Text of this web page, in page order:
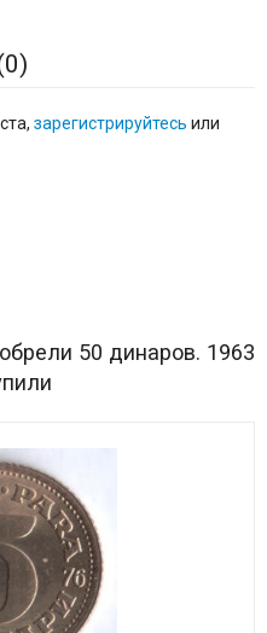
0)
зарегистрируйтесь или
50 динаров. 1963